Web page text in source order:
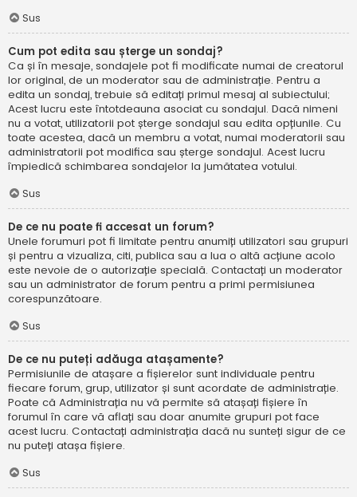
Sus
Cum pot edita sau șterge un sondaj?
Ca și în mesaje, sondajele pot fi modificate numai de creatorul
lor original, de un moderator sau de administrație. Pentru a
edita un sondaj, trebuie să editați primul mesaj al subiectului;
Acest lucru este întotdeauna asociat cu sondajul. Dacă nimeni
nu a votat, utilizatorii pot șterge sondajul sau edita opțiunile. Cu
toate acestea, dacă un membru a votat, numai moderatorii sau
administratorii pot modifica sau șterge sondajul. Acest lucru
împiedică schimbarea sondajelor la jumătatea votului.
Sus
De ce nu poate fi accesat un forum?
Unele forumuri pot fi limitate pentru anumiți utilizatori sau grupuri
și pentru a vizualiza, citi, publica sau a lua o altă acțiune acolo
este nevoie de o autorizație specială. Contactați un moderator
sau un administrator de forum pentru a primi permisiunea
corespunzătoare.
Sus
De ce nu puteți adăuga atașamente?
Permisiunile de atașare a fișierelor sunt individuale pentru
fiecare forum, grup, utilizator și sunt acordate de administrație.
Poate că Administrația nu vă permite să atașați fișiere în
forumul în care vă aflați sau doar anumite grupuri pot face
acest lucru. Contactați administrația dacă nu sunteți sigur de ce
nu puteți atașa fișiere.
Sus